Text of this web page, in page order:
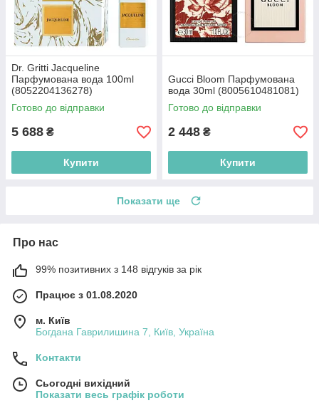
Dr. Gritti Jacqueline
Парфумована вода 100ml
(8052204136278)
Готово до відправки
5 688 ₴
Купити
Gucci Bloom Парфумована
вода 30ml (8005610481081)
Готово до відправки
2 448 ₴
Купити
Показати ще
Про нас
99% позитивних з 148 відгуків за рік
Працює з 01.08.2020
м. Київ
Богдана Гаврилишина 7, Київ, Україна
Контакти
Сьогодні вихідний
Показати весь графік роботи